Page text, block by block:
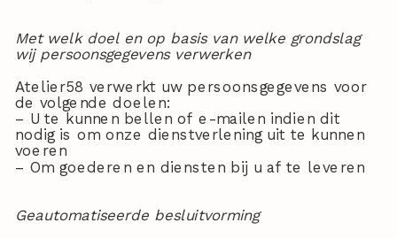
Met welk doel en op basis van welke grondslag
wij persoonsgegevens verwerken
Atelier58 verwerkt uw persoonsgegevens voor
de volgende doelen:
– U te kunnen bellen of e-mailen indien dit
nodig is om onze dienstverlening uit te kunnen
voeren
– Om goederen en diensten bij u af te leveren
Geautomatiseerde besluitvorming